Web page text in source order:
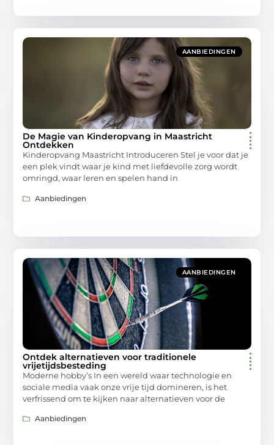
AANBIEDINGEN
De Magie van Kinderopvang in Maastricht
Ontdekken
Kinderopvang Maastricht Introduceren Stel je voor dat je
een plek vindt waar je kind met liefdevolle zorg wordt
omringd, waar leren en spelen hand in
Aanbiedingen
AANBIEDINGEN
Ontdek alternatieven voor traditionele
vrijetijdsbesteding
Moderne hobby’s In een wereld waar technologie en
sociale media vaak onze vrije tijd domineren, is het
verfrissend om te kijken naar alternatieven voor de
Aanbiedingen